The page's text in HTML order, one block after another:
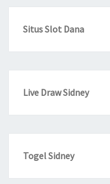
Situs Slot Dana
Live Draw Sidney
Togel Sidney